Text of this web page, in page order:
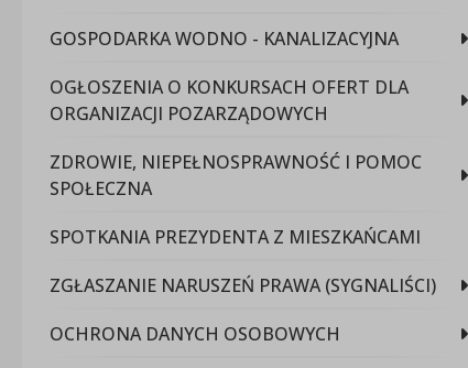
GOSPODARKA WODNO - KANALIZACYJNA
OGŁOSZENIA O KONKURSACH OFERT DLA
ORGANIZACJI POZARZĄDOWYCH
ZDROWIE, NIEPEŁNOSPRAWNOŚĆ I POMOC
SPOŁECZNA
SPOTKANIA PREZYDENTA Z MIESZKAŃCAMI
ZGŁASZANIE NARUSZEŃ PRAWA (SYGNALIŚCI)
OCHRONA DANYCH OSOBOWYCH